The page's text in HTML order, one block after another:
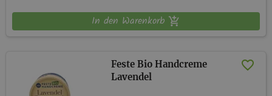
In den Warenkorb
Feste Bio Handcreme
Lavendel